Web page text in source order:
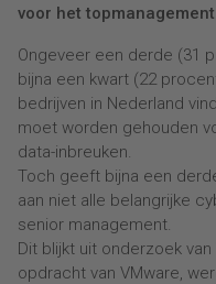
voor het
Ongeveer een derde (31
bijna een kwart (22
bedrijven in Nederland
moet worden gehouden
data-inbreuken.
Toch geeft bijna een
aan niet alle belangrijke
senior management.
Dit blijkt uit onderzoek
opdracht van VMware,